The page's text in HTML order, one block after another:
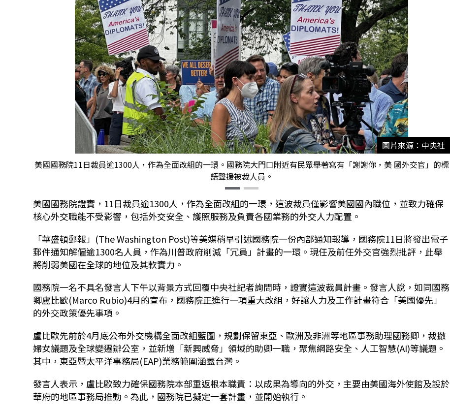
圖片來源：中央社
美國國務院11日裁員逾1300人，作為全面改組的一環。國務院大門口附近有民眾舉著寫有「謝謝你，美 國外交官」的標
語聲援被裁人員。
美國國務院證實，11日裁員逾1300人，作為全面改組的一環，這波裁員僅影響美國國內職位，並致力確保
核心外交職能不受影響，包括外交安全、護照服務及負責各國業務的外交人力配置。
「華盛頓郵報」(The Washington Post)等美媒稍早引述國務院一份內部通知報導，國務院11日將發出電子
郵件通知解僱逾1300名人員，作為川普政府削減「冗員」計畫的一環。現任及前任外交官強烈批評，此舉
將削弱美國在全球的地位及其軟實力。
國務院一名不具名發言人下午以背景方式回覆中央社記者詢問時，證實這波裁員計畫。發言人說，如同國務
卿盧比歐(Marco Rubio)4月的宣布，國務院正進行一項重大改組，好讓人力及工作計畫符合「美國優先」
的外交政策優先事項。
盧比歐先前於4月底公布外交機構全面改組藍圖，規劃保留東亞、歐洲及非洲等地區事務助理國務卿，裁撤
婦女議題及全球變遷辦公室，並新增「新興威脅」領域的助卿一職，聚焦網路安全、人工智慧(AI)等議題。
其中，東亞暨太平洋事務局(EAP)業務範圍涵蓋台灣。
發言人表示，盧比歐致力確保國務院本部重返根本職責：以成果為導向的外交，主要由美國海外使館及設於
華府的地區事務局推動。為此，國務院已擬定一套計畫，並開始執行。